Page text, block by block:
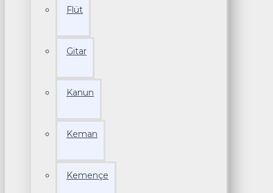
Flüt
Gitar
Kanun
Keman
Kemençe